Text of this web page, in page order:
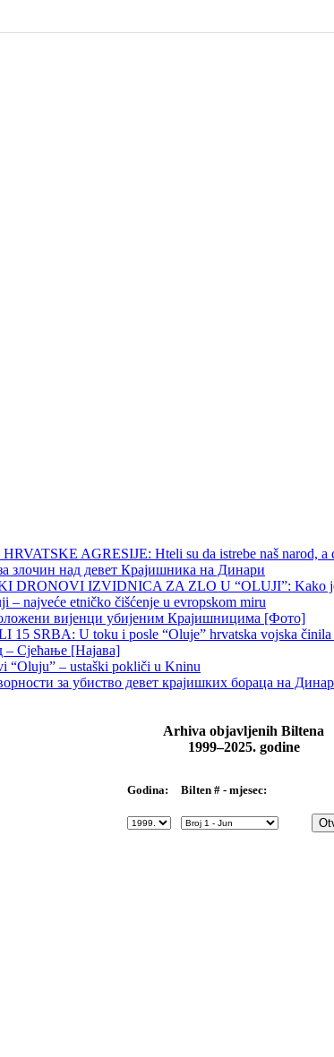
AGRESIJE: Hteli su da istrebe naš narod,
злочин над девет Крајишника на Динари
DRONOVI IZVIDNICA ZA ZLO U “OLUJI”: Kako je
najveće etničko čišćenje u evropskom miru
вијенци убијеним Крајишницима [Фото]
SRBA: U toku i posle “Oluje” hrvatska vojska činila
Сјећање [Најава]
“Oluju” – ustaški pokliči u Kninu
за убиство девет крајишких бораца на
Arhiva objavljenih Biltena
1999–2025. godine
Godina: Bilten # - mjesec: